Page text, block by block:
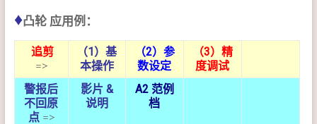
♦凸轮 应用例：
追剪
=>
（1）基
本操作
（2）参
数设定
（3）精
度调试
警报后
不回原
点=>
影片 &
说明
A2 范例
档